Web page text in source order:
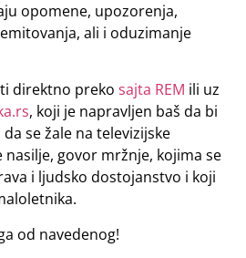
opomene, upozorenja,
ali i oduzimanje
direktno preko sajta REM ili uz
, koji je napravljen baš da bi
se žale na televizijske
govor mržnje, kojima se
i ljudsko dostojanstvo i koji
od navedenog!